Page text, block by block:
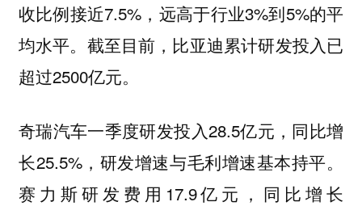
收比例接近7.5%，远高于行业3%到5%的平
均水平。截至目前，比亚迪累计研发投入已
超过2500亿元。
奇瑞汽车一季度研发投入28.5亿元，同比增
长25.5%，研发增速与毛利增速基本持平。
赛力斯研发费用17.9亿元，同比增长